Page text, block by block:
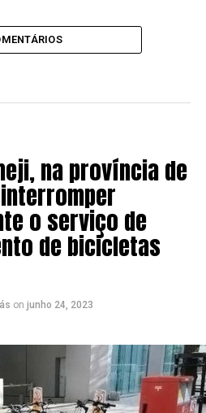
na província de
o serviço de
de bicicletas
on junho 24, 2023